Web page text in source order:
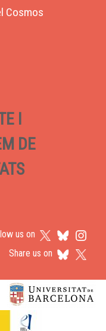
Cosmos
I
DE
us on
Share us on